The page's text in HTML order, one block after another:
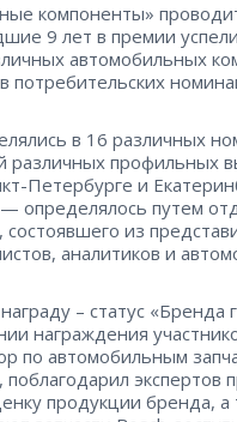
компоненты»
9 лет в премии
автомобильных
потребительских
в 16 различных
различных профильных
Петербурге и
определялось путем
из
аналитиков и
– статус «Бренда
награждения
по автомобильным
экспертов
продукции бренда, а